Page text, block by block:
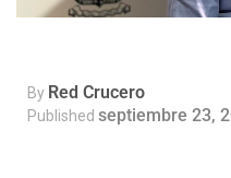
By Red Crucero
Published septiembre 23,